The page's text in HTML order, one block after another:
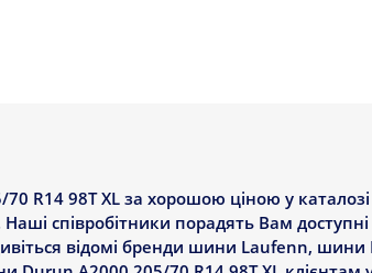
98T XL за хорошою ціною у каталозі
співробітники порадять Вам
відомі бренди шини Laufenn, шини